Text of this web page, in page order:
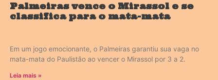
Palmeiras vence o Mirassol e se
classifica para o mata-mata
Em um jogo emocionante, o Palmeiras garantiu sua vaga no
mata-mata do Paulistão ao vencer o Mirassol por 3 a 2.
Leia mais »